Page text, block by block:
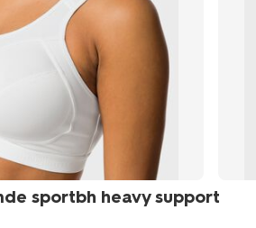
sportbh heavy support